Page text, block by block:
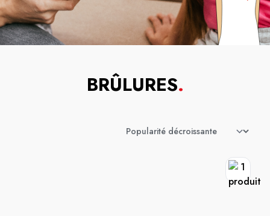
BRÛLURES.